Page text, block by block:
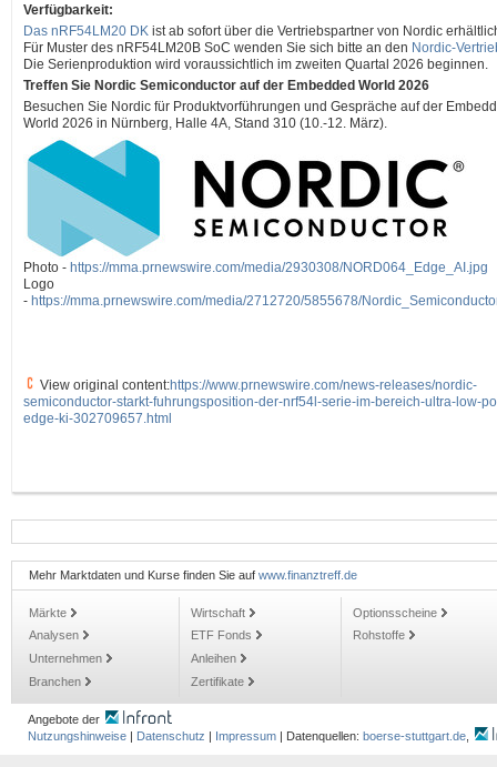
Verfügbarkeit:
Das nRF54LM20 DK ist ab sofort über die Vertriebspartner von Nordic
Für Muster des nRF54LM20B SoC wenden Sie sich bitte an den Nordic-
Die Serienproduktion wird voraussichtlich im zweiten Quartal 2026 beginnen.
Treffen Sie Nordic Semiconductor auf der Embedded World 2026
Besuchen Sie Nordic für Produktvorführungen und Gespräche auf der
World 2026 in Nürnberg, Halle 4A, Stand 310 (10.-12. März).
Photo - https://mma.prnewswire.com/media/2930308/NORD064_Edge_AI.jpg
Logo
- https://mma.prnewswire.com/media/2712720/5855678/
View original content:https://www.prnewswire.com/news-releases/nordic-
semiconductor-starkt-fuhrungsposition-der-nrf54l-serie-im-bereich-ultra-low-
edge-ki-302709657.html
Mehr Marktdaten und Kurse finden Sie auf www.finanztreff.de
Märkte
Analysen
Unternehmen
Branchen
Wirtschaft
ETF Fonds
Anleihen
Zertifikate
Optionsscheine
Rohstoffe
Angebote der
Nutzungshinweise
Datenschutz Impressum | Datenquellen: boerse-stuttgart.de,